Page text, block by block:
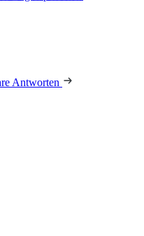
Antworten